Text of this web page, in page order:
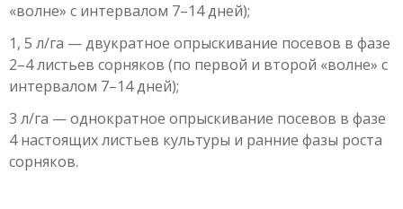
«волне» с интервалом 7–14 дней);
1, 5 л/га — двукратное опрыскивание посевов в фазе
2–4 листьев сорняков (по первой и второй «волне» с
интервалом 7–14 дней);
3 л/га — однократное опрыскивание посевов в фазе
4 настоящих листьев культуры и ранние фазы роста
сорняков.